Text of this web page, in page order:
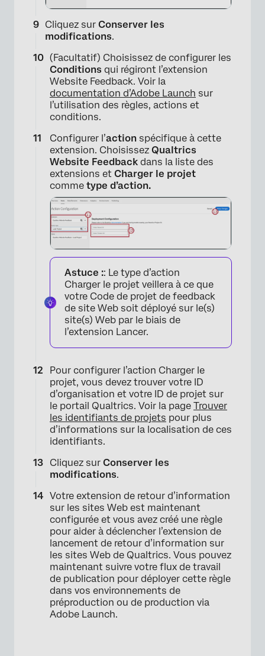
×
×
Cliquez sur Conserver les
modifications.
(Facultatif) Choisissez de configurer les
Conditions qui régiront l’extension
Website Feedback. Voir la
documentation d’Adobe Launch sur
l’utilisation des règles, actions et
conditions.
Configurer l’action spécifique à cette
extension. Choisissez Qualtrics
Website Feedback dans la liste des
extensions et Charger le projet
comme type d’action.
Astuce :: Le type d’action
Charger le projet veillera à ce que
votre Code de projet de feedback
de site Web soit déployé sur le(s)
site(s) Web par le biais de
l’extension Lancer.
Pour configurer l’action Charger le
projet, vous devez trouver votre ID
d’organisation et votre ID de projet sur
le portail Qualtrics. Voir la page Trouver
les identifiants de projets pour plus
d’informations sur la localisation de ces
identifiants.
Cliquez sur Conserver les
modifications.
Votre extension de retour d’information
sur les sites Web est maintenant
configurée et vous avez créé une règle
pour aider à déclencher l’extension de
lancement de retour d’information sur
les sites Web de Qualtrics. Vous pouvez
maintenant suivre votre flux de travail
de publication pour déployer cette règle
dans vos environnements de
préproduction ou de production via
Adobe Launch.